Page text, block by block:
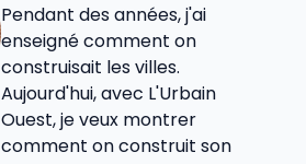
Pendant des années, j'ai
enseigné comment on
construisait les villes.
Aujourd'hui, avec L'Urbain
Ouest, je veux montrer
comment on construit son